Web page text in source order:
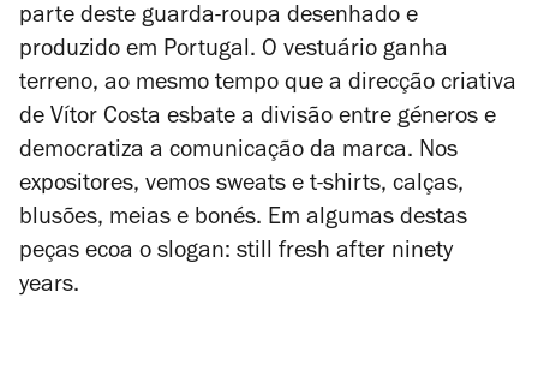
parte deste guarda-roupa desenhado e
produzido em Portugal. O vestuário ganha
terreno, ao mesmo tempo que a direcção criativa
de Vítor Costa esbate a divisão entre géneros e
democratiza a comunicação da marca. Nos
expositores, vemos sweats e t-shirts, calças,
blusões, meias e bonés. Em algumas destas
peças ecoa o slogan: still fresh after ninety
years.